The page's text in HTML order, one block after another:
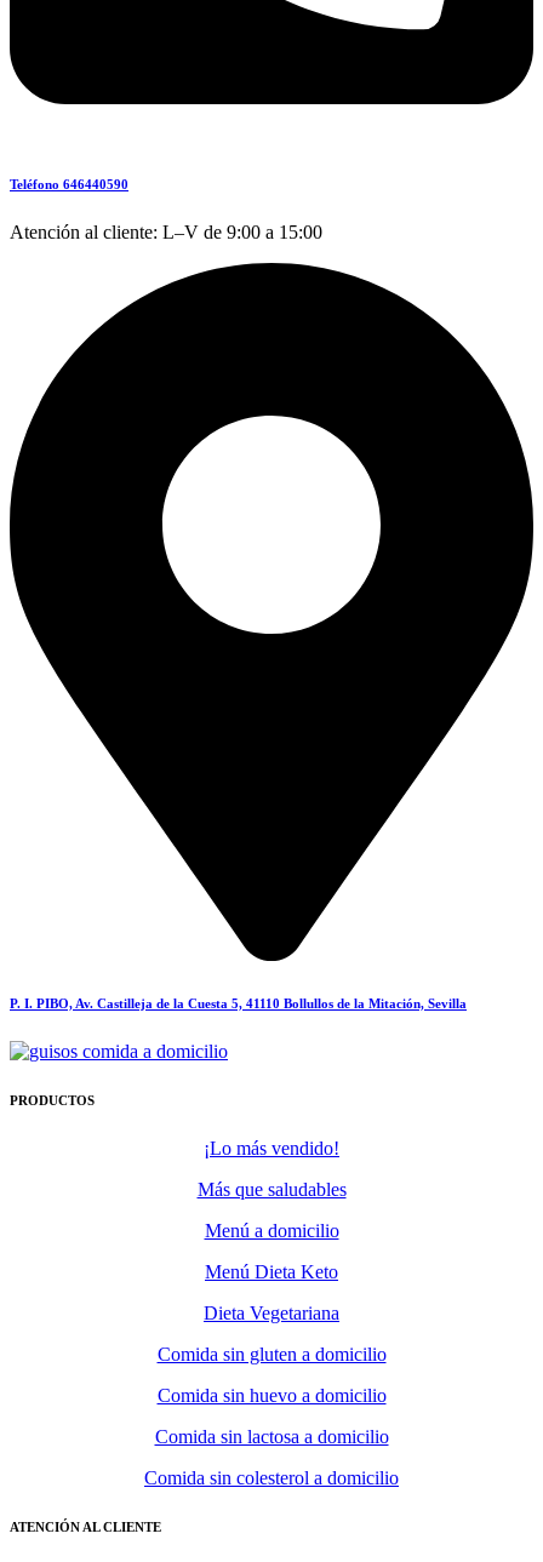
Teléfono 646440590
Atención al cliente: L–V de 9:00 a 15:00
P. I. PIBO, Av. Castilleja de la Cuesta 5, 41110 Bollullos de la Mitación, Sevilla
PRODUCTOS
¡Lo más vendido!
Más que saludables
Menú a domicilio
Menú Dieta Keto
Dieta Vegetariana
Comida sin gluten a domicilio
Comida sin huevo a domicilio
Comida sin lactosa a domicilio
Comida sin colesterol a domicilio
ATENCIÓN AL CLIENTE